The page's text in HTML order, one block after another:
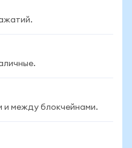
и между блокчейнами.